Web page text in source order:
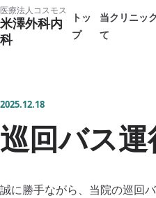
本
文
へ
ッ
プ
医療法人コスモス
米澤外科内
科
トッ
プ
当クリニッ
て
2025.12.18
巡回バス
誠に勝手ながら、当院の巡回